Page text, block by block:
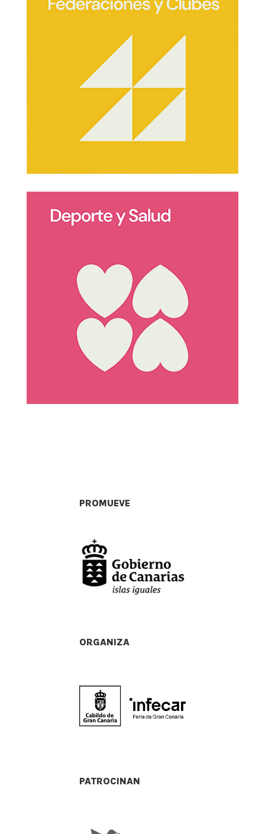
PROMUEVE
ORGANIZA
PATROCINAN